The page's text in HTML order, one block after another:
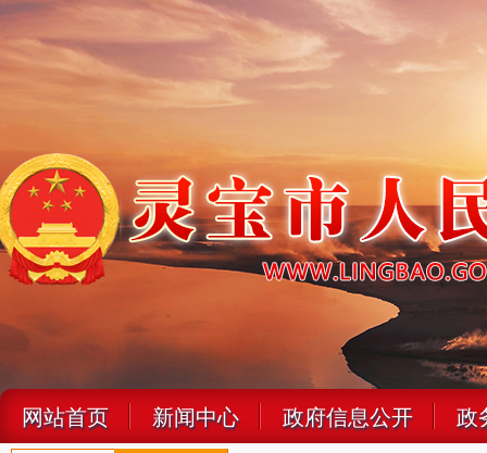
网站首页 新闻中心 政府信息公开 政